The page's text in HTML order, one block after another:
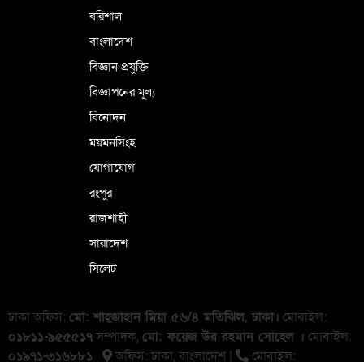
বরিশাল
বাংলাদেশ
বিজ্ঞান প্রযুক্তি
বিজ্ঞাপনের মূল্য
বিনোদন
ময়মনসিংহ
যোগাযোগ
রংপুর
রাজশাহী
সারাদেশ
সিলেট
ঢাকা অফিস: মো: শাহ্জাহান মিয়া ৫৬/৪ মতিঝিল, ঢাকা। মোবাইল:
০১৮১১-৯৫৫৫১৭সম্পাদক, মো: ফয়েজ উর রহমান সোহেল । মোবাইল:
০১৯৭১-৩১৬৮৮১
অফিস: ঢাকা, বাংলা‌দেশ | মোবাইল: